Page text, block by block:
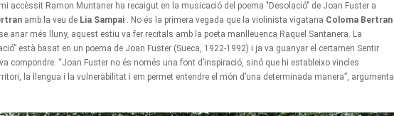
accèssit Ramon Muntaner ha recaigut en la musicació del poema "Desolació" de Joan Fuster a
amb la veu de Lia Sampai . No és la primera vegada que la violinista vigatana Coloma Bertran
anar més lluny, aquest estiu va fer recitals amb la poeta manlleuenca Raquel Santanera. La
està basat en un poema de Joan Fuster (Sueca, 1922-1992) i ja va guanyar el certamen Sentir
compondre. “Joan Fuster no és només una font d’inspiració, sinó que hi estableixo vincles
la llengua i la vulnerabilitat i em permet entendre el món d’una determinada manera”, argumenta